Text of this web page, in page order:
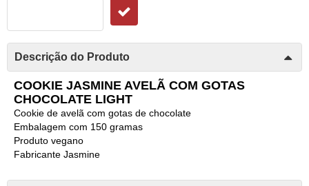
Descrição do Produto
COOKIE JASMINE AVELÃ COM GOTAS
CHOCOLATE LIGHT
Cookie de avelã com gotas de chocolate
Embalagem com 150 gramas
Produto vegano
Fabricante Jasmine